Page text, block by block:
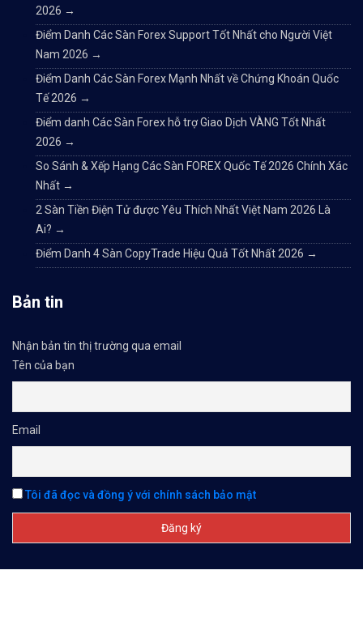
2026 →
Điểm Danh Các Sàn Forex Support Tốt Nhất cho Người Việt
Nam 2026 →
Điểm Danh Các Sàn Forex Mạnh Nhất về Chứng Khoán Quốc
Tế 2026 →
Điểm danh Các Sàn Forex hỗ trợ Giao Dịch VÀNG Tốt Nhất
2026 →
So Sánh & Xếp Hạng Các Sàn FOREX Quốc Tế 2026 Chính Xác
Nhất →
2 Sàn Tiền Điện Tử được Yêu Thích Nhất Việt Nam 2026 Là
Ai? →
Điểm Danh 4 Sàn CopyTrade Hiệu Quả Tốt Nhất 2026 →
Bản tin
Nhận bản tin thị trường qua email
Tên của bạn
Email
Tôi đã đọc và đồng ý với chính sách bảo mật